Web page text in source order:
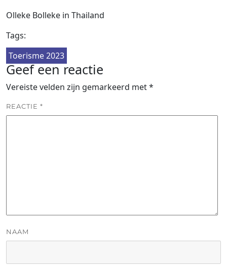
Olleke Bolleke in Thailand
Tags:
Toerisme 2023
Geef een reactie
Vereiste velden zijn gemarkeerd met*
REACTIE *
NAAM